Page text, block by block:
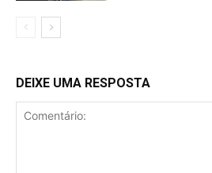
DEIXE UMA RESPOSTA